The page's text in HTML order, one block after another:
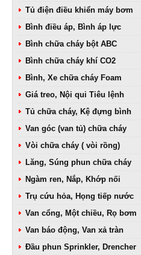
Tủ điện điều khiển máy bơm
Bình điều áp, Bình áp lực
Bình chữa cháy bột ABC
Bình chữa cháy khí CO2
Bình, Xe chữa cháy Foam
Giá treo, Nội qui Tiêu lệnh
Tủ chữa cháy, Kệ đựng bình
Van góc (van tủ) chữa cháy
Vòi chữa cháy ( vòi rồng)
Lăng, Súng phun chữa cháy
Ngàm ren, Nắp, Khớp nối
Trụ cứu hỏa, Họng tiếp nước
Van cổng, Một chiều, Rọ bơm
Van báo động, Van xả tràn
Đầu phun Sprinkler, Drencher